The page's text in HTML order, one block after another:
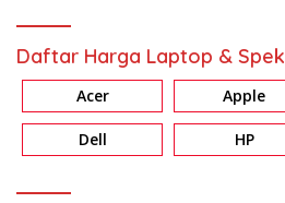
Daftar Harga Laptop & Spek
Acer Apple
Dell HP